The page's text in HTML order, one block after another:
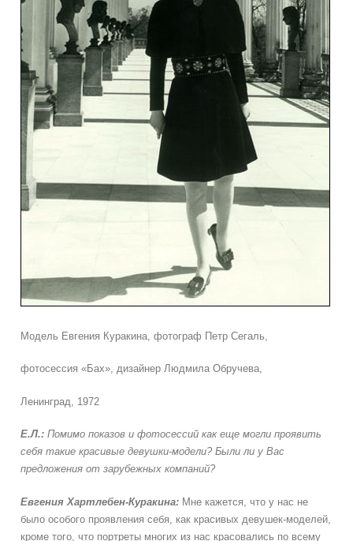
Модель Евгения Куракина, фотограф Петр Сегаль,
фотосессия «Бах», дизайнер Людмила Обручева,
Ленинград, 1972
Е.Л.: Помимо показов и фотосессий как еще могли проявить
себя такие красивые девушки-модели? Были ли у Вас
предложения от зарубежных компаний?
Евгения Хартлебен-Куракина: Мне кажется, что у нас не
было особого проявления себя, как красивых девушек-моделей,
кроме того, что портреты многих из нас красовались по всему